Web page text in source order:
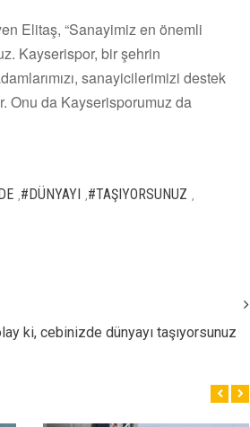
Elitaş, “Sanayimiz en önemli
Kayserispor, bir şehrin
sanayicilerimizi destek
Onu da Kayserisporumuz da
#DÜNYAYI #TAŞIYORSUNUZ
ki, cebinizde dünyayı taşıyorsunuz